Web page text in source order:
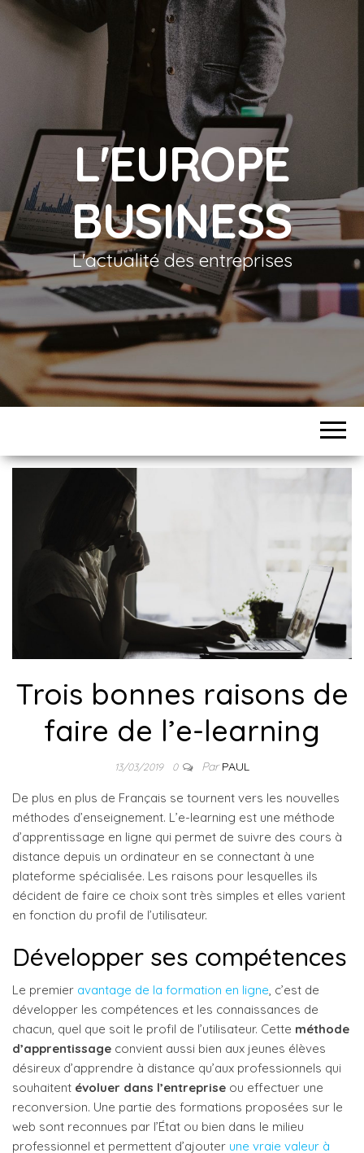
L'EUROPE
BUSINESS
L'actualité des entreprises
Trois bonnes raisons de
faire de l’e-learning
13/03/2019 0 ParPAUL
De plus en plus de Français se tournent vers les nouvelles
méthodes d’enseignement. L’e-learning est une méthode
d’apprentissage en ligne qui permet de suivre des cours à
distance depuis un ordinateur en se connectant à une
plateforme spécialisée. Les raisons pour lesquelles ils
décident de faire ce choix sont très simples et elles varient
en fonction du profil de l’utilisateur.
Développer ses compétences
Le premier avantage de la formation en ligne, c’est de
développer les compétences et les connaissances de
chacun, quel que soit le profil de l’utilisateur. Cette méthode
d’apprentissage convient aussi bien aux jeunes élèves
désireux d’apprendre à distance qu’aux professionnels qui
souhaitent évoluer dans l’entreprise ou effectuer une
reconversion. Une partie des formations proposées sur le
web sont reconnues par l’État ou bien dans le milieu
professionnel et permettent d’ajouter une vraie valeur à